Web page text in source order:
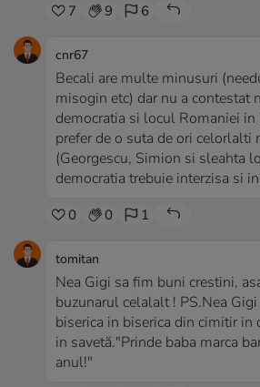
7 9 6
cnr67
Becali are multe minusuri
misogin etc) dar nu a contestat
democratia si locul Romaniei
prefer de o suta de ori celorlalti
(Georgescu, Simion si sleahta
democratia trebuie interzisa si
0 0 1
tomitan
Nea Gigi sa fim buni crestini,
buzunarul celalalt ! PS.Nea
biserica in biserica din cimitir in
in savetă."Prinde baba marca
anul!"